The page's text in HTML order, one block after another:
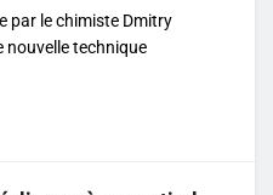
par le chimiste Dmitry
nouvelle technique